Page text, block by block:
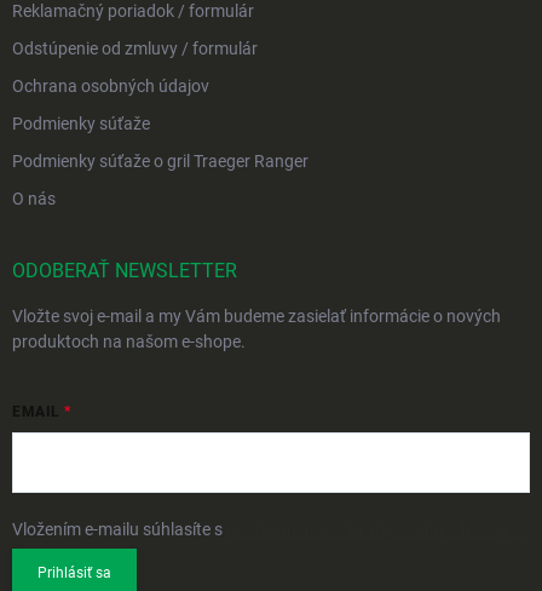
Reklamačný poriadok / formulár
Odstúpenie od zmluvy / formulár
Ochrana osobných údajov
Podmienky súťaže
Podmienky súťaže o gril Traeger Ranger
O nás
ODOBERAŤ NEWSLETTER
Vložte svoj e-mail a my Vám budeme zasielať informácie o nových
produktoch na našom e-shope.
EMAIL
Vložením e-mailu súhlasíte s
Prihlásiť sa